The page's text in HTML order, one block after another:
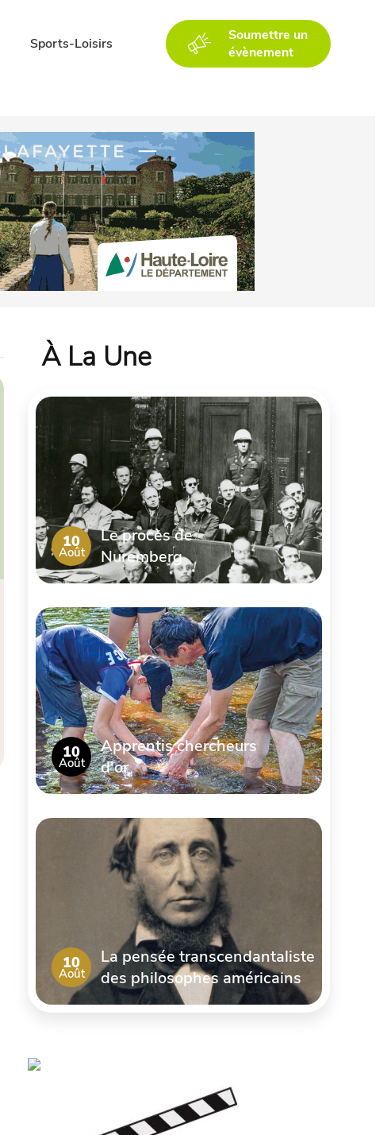
Sports-Loisirs
Soumettre un
évènement
À La Une
10
Août
Le procès de
Nuremberg
10
Août
Apprentis chercheurs
d'or
10
Août
La pensée transcendantaliste
des philosophes américains